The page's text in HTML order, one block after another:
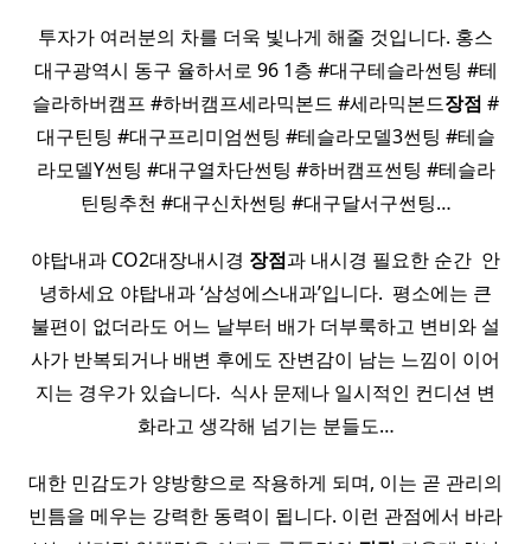
투자가 여러분의 차를 더욱 빛나게 해줄 것입니다. 홍스
대구광역시 동구 율하서로 96 1층 #대구테슬라썬팅 #테
슬라하버캠프 #하버캠프세라믹본드 #세라믹본드장점 #
대구틴팅 #대구프리미엄썬팅 #테슬라모델3썬팅 #테슬
라모델Y썬팅 #대구열차단썬팅 #하버캠프썬팅 #테슬라
틴팅추천 #대구신차썬팅 #대구달서구썬팅…
야탑내과 CO2대장내시경 장점과 내시경 필요한 순간 ​ 안
녕하세요 야탑내과 ‘삼성에스내과’입니다. ​ 평소에는 큰
불편이 없더라도 어느 날부터 배가 더부룩하고 변비와 설
사가 반복되거나 배변 후에도 잔변감이 남는 느낌이 이어
지는 경우가 있습니다. ​ 식사 문제나 일시적인 컨디션 변
화라고 생각해 넘기는 분들도…
대한 민감도가 양방향으로 작용하게 되며, 이는 곧 관리의
빈틈을 메우는 강력한 동력이 됩니다. 이런 관점에서 바라